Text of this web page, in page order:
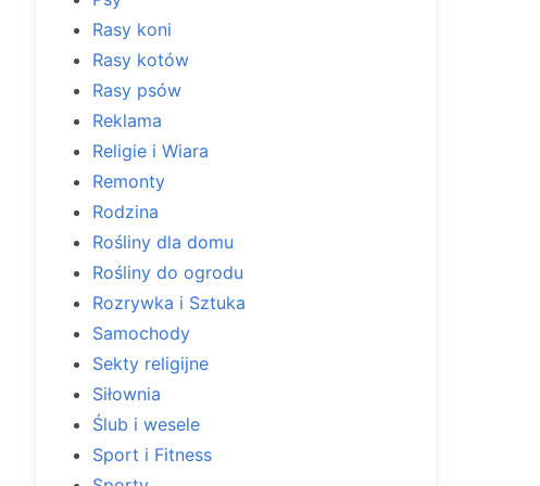
Rasy koni
Rasy kotów
Rasy psów
Reklama
Religie i Wiara
Remonty
Rodzina
Rośliny dla domu
Rośliny do ogrodu
Rozrywka i Sztuka
Samochody
Sekty religijne
Siłownia
Ślub i wesele
Sport i Fitness